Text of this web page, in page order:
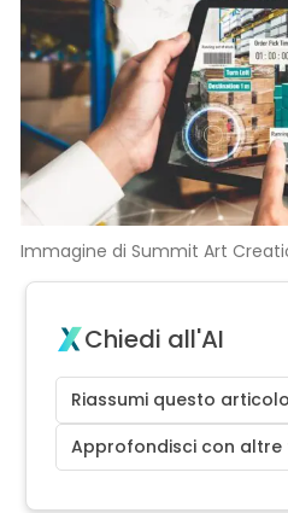
Immagine di Summit Art
Chiedi all'AI
Riassumi questo articolo
Approfondisci con altre